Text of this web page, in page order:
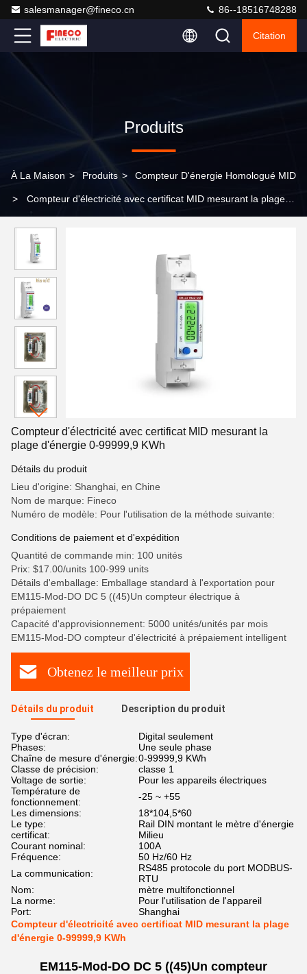
salesmanager@fineco.cn 86--18516748288
Citation
Produits
À La Maison > Produits > Compteur D'énergie Homologué MID
> Compteur d'électricité avec certificat MID mesurant la plage
Compteur d'électricité avec certificat MID mesurant la
plage d'énergie 0-99999,9 KWh
Détails du produit
Lieu d'origine: Shanghai, en Chine
Nom de marque: Fineco
Numéro de modèle: Pour l'utilisation de la méthode suivante:
Conditions de paiement et d'expédition
Quantité de commande min: 100 unités
Prix: $17.00/units 100-999 units
Détails d'emballage: Emballage standard à l'exportation pour
EM115-Mod-DO DC 5 ((45)Un compteur électrique à
prépaiement
Capacité d'approvisionnement: 5000 unités/unités par mois
EM115-Mod-DO compteur d'électricité à prépaiement intelligent
Obtenez le meilleur prix
Détails du produit Description du produit
Type d'écran:
Digital seulement
Phases:
Une seule phase
Chaîne de mesure d'énergie:0-99999,9 KWh
Classe de précision:
classe 1
Voltage de sortie:
Pour les appareils électriques
Température de
fonctionnement:
-25 ~ +55
Les dimensions:
18*104,5*60
Le type:
Rail DIN montant le mètre d'énergie
certificat:
Milieu
Courant nominal:
100A
Fréquence:
50 Hz/60 Hz
La communication:
RS485 protocole du port MODBUS-
RTU
Nom:
mètre multifonctionnel
La norme:
Pour l'utilisation de l'appareil
Port:
Shanghai
Compteur d'électricité avec certificat MID mesurant la plage
d'énergie 0-99999,9 KWh
EM115-Mod-DO DC 5 ((45)Un compteur